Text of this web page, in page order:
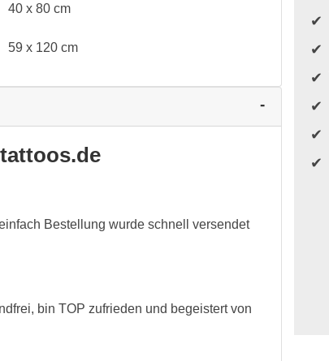
40 x 80 cm
59 x 120 cm
Bestellung wurde schnell versendet
bin TOP zufrieden und begeistert von